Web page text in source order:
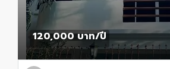
120,000 บาท/ปี